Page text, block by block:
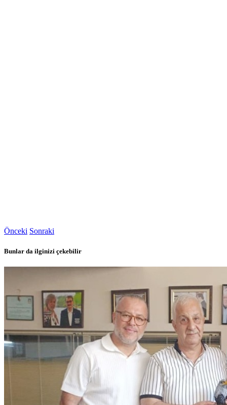
Önceki Sonraki
Bunlar da ilginizi çekebilir